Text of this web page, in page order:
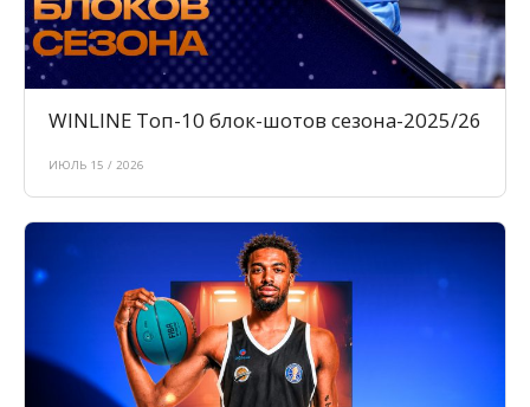
WINLINE Топ-10 блок-шотов сезона-2025/26
ИЮЛЬ 15 / 2026